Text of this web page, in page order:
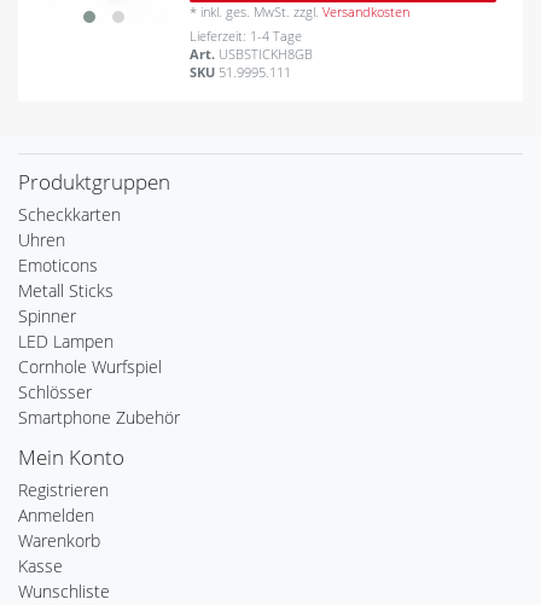
* inkl. ges. MwSt. zzgl.Versandkosten
Lieferzeit: 1-4 Tage
Art. USBSTICKH8GB
SKU 51.9995.111
Produktgruppen
Scheckkarten
Uhren
Emoticons
Metall Sticks
Spinner
LED Lampen
Cornhole Wurfspiel
Schlösser
Smartphone Zubehör
Mein Konto
Registrieren
Anmelden
Warenkorb
Kasse
Wunschliste